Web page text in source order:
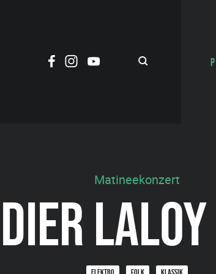
Matineekonzert
ELEKTRO FOLK KLASSIK